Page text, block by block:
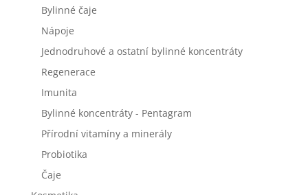
Bylinné čaje
Nápoje
Jednodruhové a ostatní bylinné koncentráty
Regenerace
Imunita
Bylinné koncentráty - Pentagram
Přírodní vitamíny a minerály
Probiotika
Čaje